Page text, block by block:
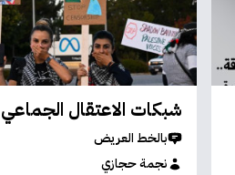
شبكات الاعتقال الجماعي
بالخط العريض
نجمة حجازي